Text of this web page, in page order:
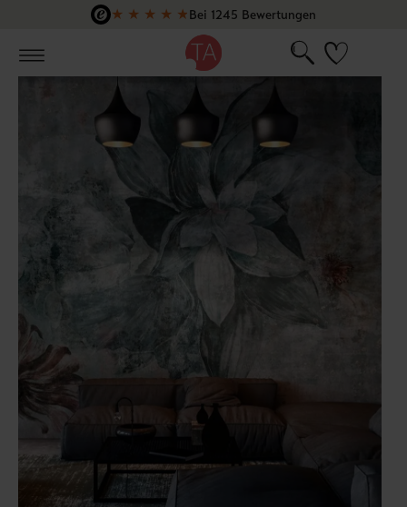
Zum Hauptinhalt springen
★ ★ ★ ★ ★Bei 1245 Bewertungen